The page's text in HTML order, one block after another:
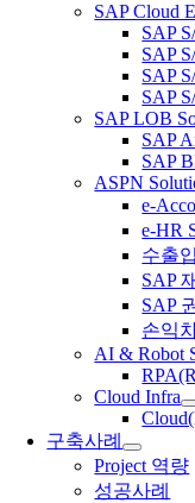
SAP Cloud
SAP
SAP
SAP
SAP
SAP LOB
SAP
SAP
ASPN
e-
e-HR
수출
SAP
SAP
손익
AI & Robot
Cloud Infra
구축사례
Project 역량
성공사례